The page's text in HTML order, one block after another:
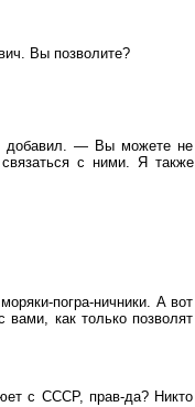
Вы позволите?
добавил. — Вы можете не
с ними. Я также
погра-ничники. А вот
как только позволят
с СССР, прав-да? Никто